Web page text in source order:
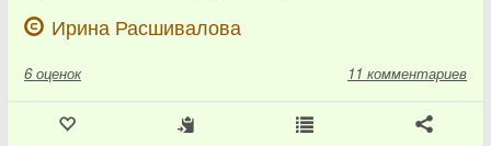
Ирина Расшивалова
6 оценок 11 комментариев